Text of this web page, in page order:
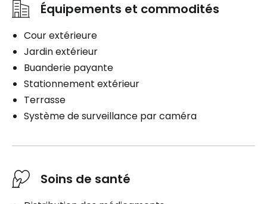
Équipements et commodités
Cour extérieure
Jardin extérieur
Buanderie payante
Stationnement extérieur
Terrasse
Système de surveillance par caméra
Soins de santé